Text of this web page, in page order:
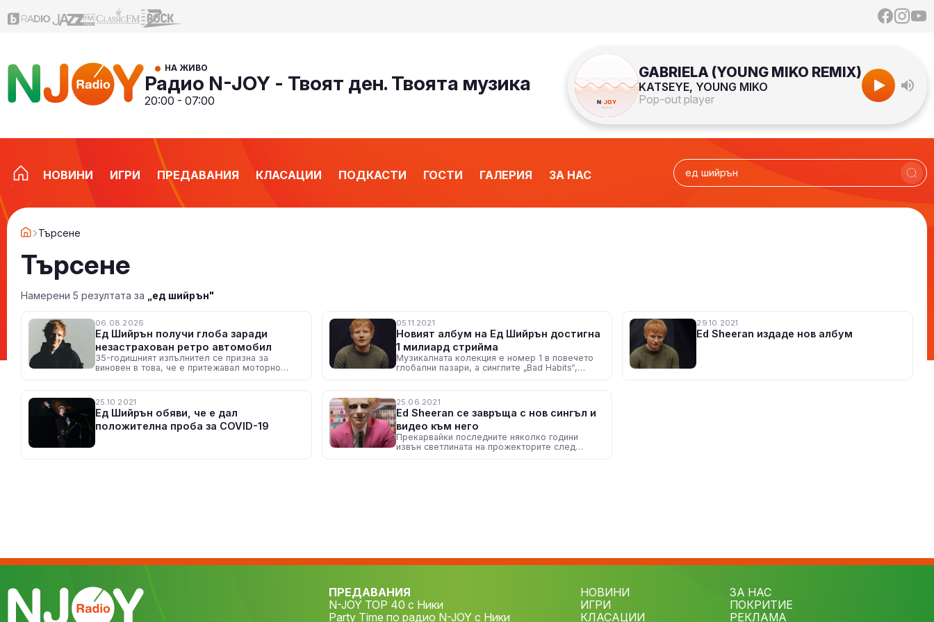
НА ЖИВО
Радио N-JOY - Твоят ден. Твоята музика
20:00 - 07:00
GABRIELA (YOUNG MIKO REMIX)
KATSEYE, YOUNG MIKO
Pop-out player
НОВИНИ ИГРИ ПРЕДАВАНИЯ КЛАСАЦИИ ПОДКАСТИ ГОСТИ ГАЛЕРИЯ ЗА НАС
Търсене
Търсене
Намерени 5 резултата за „ед шийрън"
06.08.2026
Ед Шийрън получи глоба заради
незастрахован ретро автомобил
35-годишният изпълнител се призна за
виновен в това, че е притежавал моторно
05.11.2021
Новият албум на Ед Шийрън достигна
1 милиард стрийма
Музикалната колекция е номер 1 в повечето
глобални пазари, а синглите „Bad Habits“,
29.10.2021
Ed Sheeran издаде нов албум
25.10.2021
Ед Шийрън обяви, че е дал
положителна проба за COVID-19
25.06.2021
Ed Sheeran се завръща с нов сингъл и
видео към него
Прекарвайки последните няколко години
извън светлината на прожекторите след
ПРЕДАВАНИЯ
N-JOY TOP 40 с Ники
Party Time по радио N-JOY с Ники
НОВИНИ
ИГРИ
КЛАСАЦИИ
ЗА НАС
ПОКРИТИЕ
РЕКЛАМА